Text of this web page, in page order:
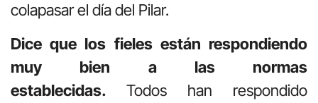
colapasar el día del Pilar.
Dice que los fieles están respondiendo
muy bien a las normas
establecidas. Todos han respondido